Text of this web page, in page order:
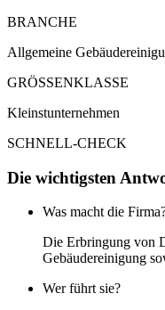
BRANCHE
Allgemeine
GRÖSSENKLASSE
Kleinstunternehmen
SCHNELL-CHECK
Die wichtigsten
Was macht die
Die Erbringung von
Gebäudereinigung
Wer führt sie?